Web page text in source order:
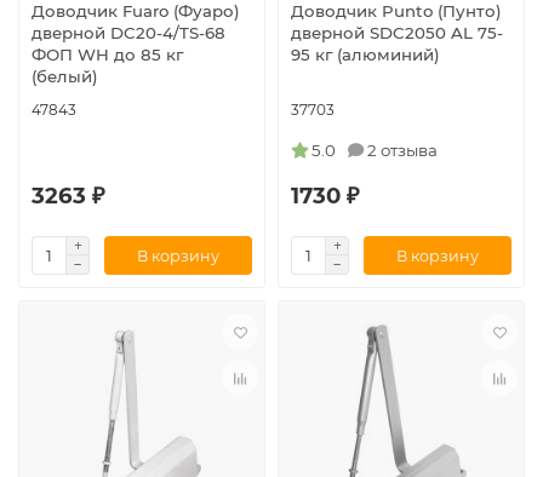
Доводчик Fuaro (Фуаро)
дверной DC20-4/TS-68
ФОП WH до 85 кг
(белый)
47843
3263 ₽
В корзину
Доводчик Punto (Пунто)
дверной SDC2050 AL 75-
95 кг (алюминий)
37703
5.0 2 отзыва
1730 ₽
В корзину